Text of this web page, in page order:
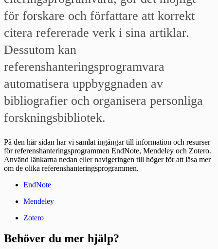
för forskare och författare att korrekt
citera refererade verk i sina artiklar.
Dessutom kan
referenshanteringsprogramvara
automatisera uppbyggnaden av
bibliografier och organisera personliga
forskningsbibliotek.
På den här sidan har vi samlat ingångar till information och resurser
för referenshanteringsprogrammen EndNote, Mendeley och Zotero.
Använd länkarna nedan eller navigeringen till höger för att läsa mer
om de olika referenshanteringsprogrammen.
EndNote
Mendeley
Zotero
Behöver du mer hjälp?